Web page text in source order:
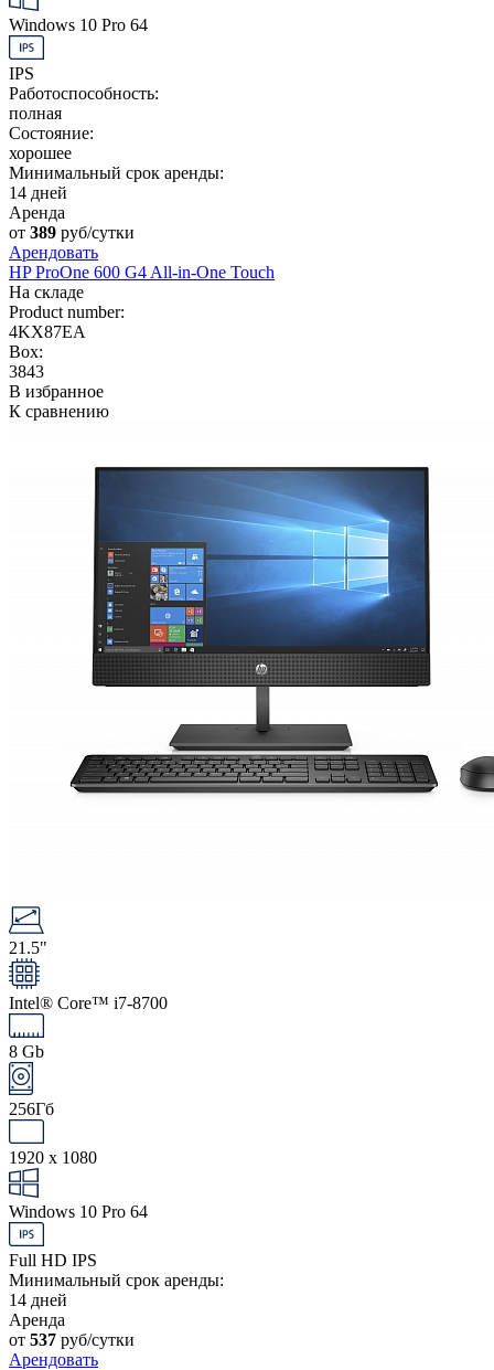
Windows 10 Pro 64
IPS
Работоспособность:
полная
Состояние:
хорошее
Минимальный срок аренды:
14 дней
Аренда
от 389 руб/сутки
Арендовать
HP ProOne 600 G4 All-in-One Touch
На складе
Product number:
4KX87EA
Box:
3843
В избранное
К сравнению
21.5"
Intel® Core™ i7-8700
8 Gb
256Гб
1920 x 1080
Windows 10 Pro 64
Full HD IPS
Минимальный срок аренды:
14 дней
Аренда
от 537 руб/сутки
Арендовать